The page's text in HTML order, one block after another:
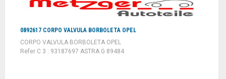
0892617 CORPO VALVULA BORBOLETA OPEL
CORPO VALVULA BORBOLETA OPEL
Refer C 3 : 93187697 ASTRA G 89484